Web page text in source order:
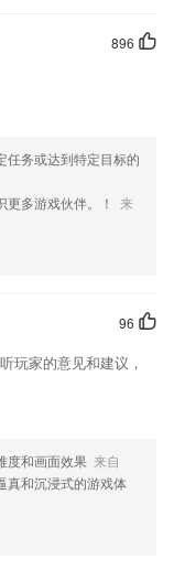
896
任务或达到特定目标的
更多游戏伙伴。！
来
96
玩家的意见和建议，
度和画面效果 来自
真和沉浸式的游戏体